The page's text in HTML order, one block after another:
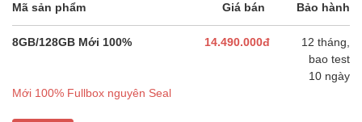
Mã sản phẩm Giá bán Bảo hành
8GB/128GB Mới 100% 14.490.000đ
12 tháng,
bao test
10 ngày
Mới 100% Fullbox nguyên Seal